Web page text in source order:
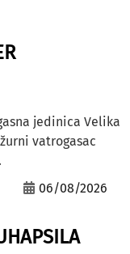
jedinica Velika
vatrogasac
06/08/2026